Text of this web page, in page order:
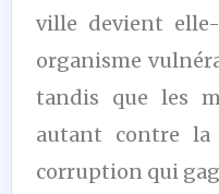
ville devient
organisme
tandis que les
autant contre
corruption qui